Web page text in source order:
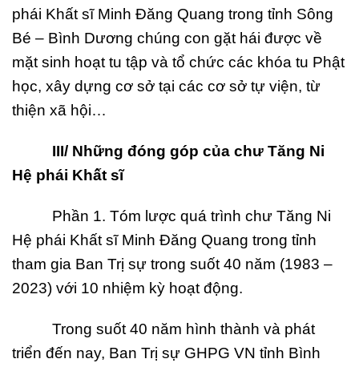
phái Khất sĩ Minh Đăng Quang trong tỉnh Sông
Bé – Bình Dương chúng con gặt hái được về
mặt sinh hoạt tu tập và tổ chức các khóa tu Phật
học, xây dựng cơ sở tại các cơ sở tự viện, từ
thiện xã hội…
III/ Những đóng góp của chư Tăng Ni
Hệ phái Khất sĩ
Phần 1. Tóm lược quá trình chư Tăng Ni
Hệ phái Khất sĩ Minh Đăng Quang trong tỉnh
tham gia Ban Trị sự trong suốt 40 năm (1983 –
2023) với 10 nhiệm kỳ hoạt động.
Trong suốt 40 năm hình thành và phát
triển đến nay, Ban Trị sự GHPG VN tỉnh Bình